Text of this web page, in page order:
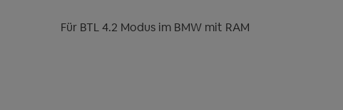
Für BTL 4.2 Modus im BMW mit RAM